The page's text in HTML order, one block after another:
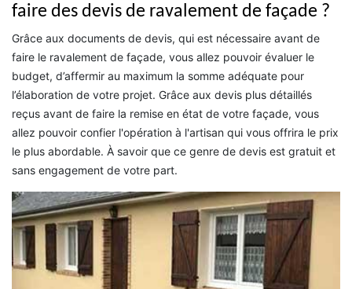
faire des devis de ravalement de façade ?
Grâce aux documents de devis, qui est nécessaire avant de
faire le ravalement de façade, vous allez pouvoir évaluer le
budget, d’affermir au maximum la somme adéquate pour
l’élaboration de votre projet. Grâce aux devis plus détaillés
reçus avant de faire la remise en état de votre façade, vous
allez pouvoir confier l'opération à l'artisan qui vous offrira le prix
le plus abordable. À savoir que ce genre de devis est gratuit et
sans engagement de votre part.